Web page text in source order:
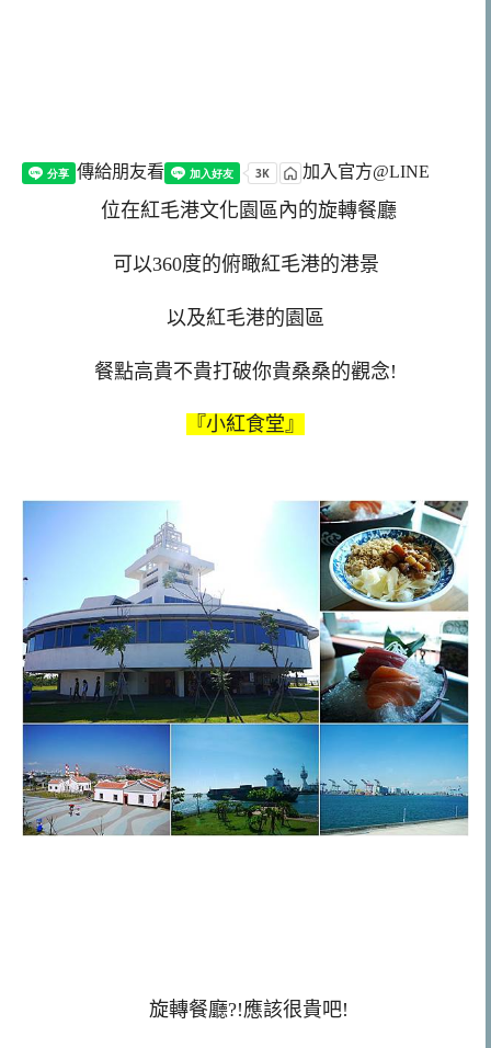
傳給朋友看 加入官方@LINE
位在紅毛港文化園區內的旋轉餐廳
可以360度的俯瞰紅毛港的港景
以及紅毛港的園區
餐點高貴不貴打破你貴桑桑的觀念!
『小紅食堂』
旋轉餐廳?!應該很貴吧!